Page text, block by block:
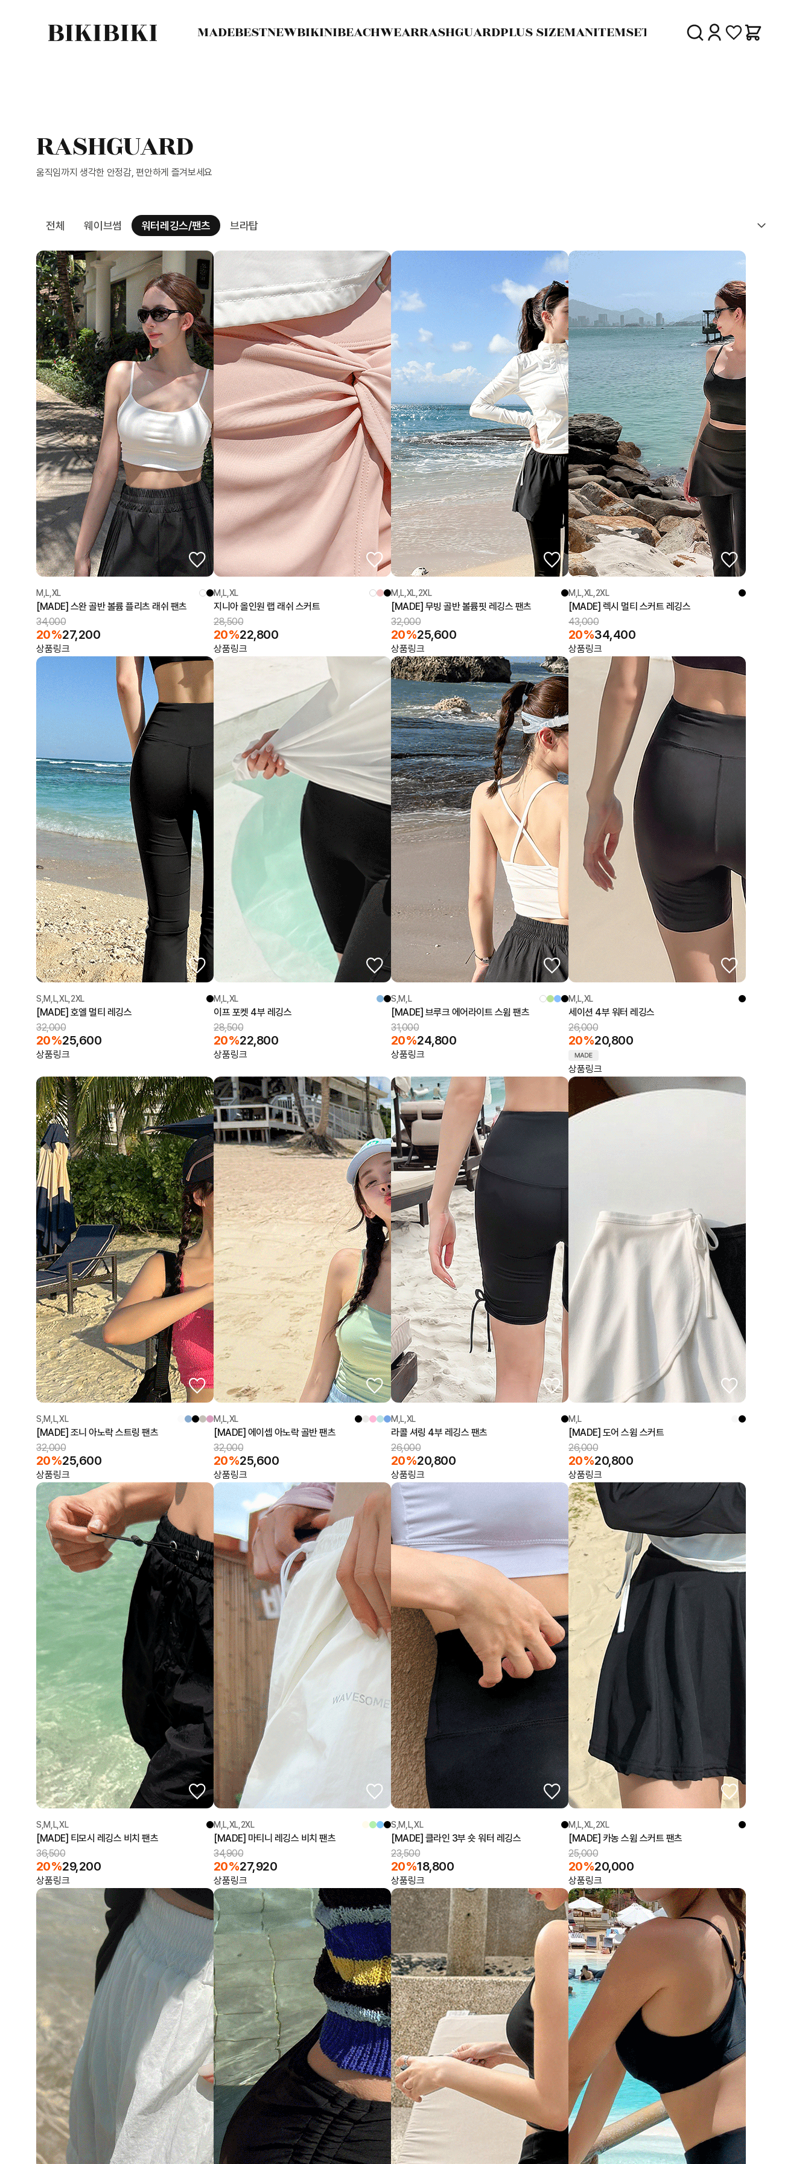
MADEBESTNEWBIKINIBEACHWEARRASHGUARDPLUS SIZEMANITEMSET SALEDELIVERY
RASHGUARD
움직임까지 생각한 안정감, 편안하게 즐겨보세요
전체 웨이브썸 워터레깅스/팬츠 브라탑
M,L,XL
[MADE] 스완 골반 볼륨 플리츠 래쉬 팬츠
34,000
20%27,200
상품링크
M,L,XL
지니아 올인원 랩 래쉬 스커트
28,500
20%22,800
상품링크
M,L,XL,2XL
[MADE] 무빙 골반 볼륨핏 레깅스 팬츠
32,000
20%25,600
상품링크
M,L,XL,2XL
[MADE] 렉시 멀티 스커트 레깅스
43,000
20%34,400
상품링크
S,M,L,XL,2XL
[MADE] 호엘 멀티 레깅스
32,000
20%25,600
상품링크
M,L,XL
이프 포켓 4부 레깅스
28,500
20%22,800
상품링크
S,M,L
[MADE] 브루크 에어라이트 스윔 팬츠
31,000
20%24,800
상품링크
M,L,XL
세이션 4부 워터 레깅스
26,000
20%20,800
상품링크
S,M,L,XL
[MADE] 조니 아노락 스트링 팬츠
32,000
20%25,600
상품링크
M,L,XL
[MADE] 에이셉 아노락 골반 팬츠
32,000
20%25,600
상품링크
M,L,XL
라콜 셔링 4부 레깅스 팬츠
26,000
20%20,800
상품링크
M,L
[MADE] 도어 스윔 스커트
26,000
20%20,800
상품링크
S,M,L,XL
[MADE] 티모시 레깅스 비치 팬츠
36,500
20%29,200
상품링크
M,L,XL,2XL
[MADE] 마티니 레깅스 비치 팬츠
34,900
20%27,920
상품링크
S,M,L,XL
[MADE] 클라인 3부 숏 워터 레깅스
23,500
20%18,800
상품링크
M,L,XL,2XL
[MADE] 카농 스윔 스커트 팬츠
25,000
20%20,000
상품링크